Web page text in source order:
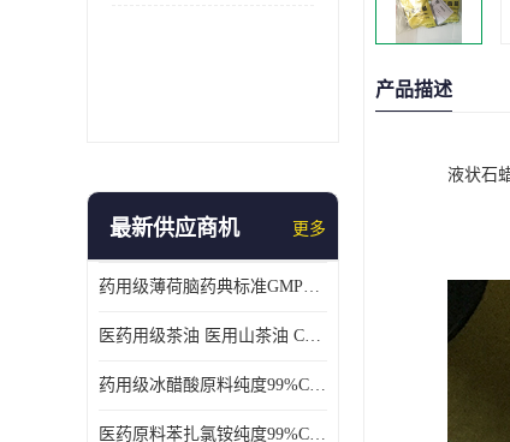
最新供应商机 更多
药用级薄荷脑药典标准GMP工厂
医药用级茶油 医用山茶油 COA质检 价格优 原料药
药用级冰醋酸原料纯度99%CDE备案COA质检
医药原料苯扎氯铵纯度99%CDE备案500g/瓶
产品描述
液状石